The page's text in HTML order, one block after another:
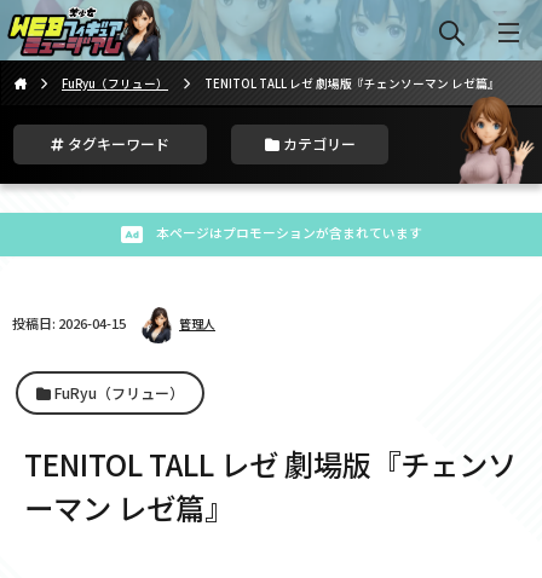
FuRyu（フリュー） TENITOL TALL レゼ 劇場版『チェンソーマン レゼ篇』
タグキーワード カテゴリー
本ページはプロモーションが含まれています
投稿日: 2026-04-15 管理人
FuRyu（フリュー）
TENITOL TALL レゼ 劇場版『チェンソ
ーマン レゼ篇』